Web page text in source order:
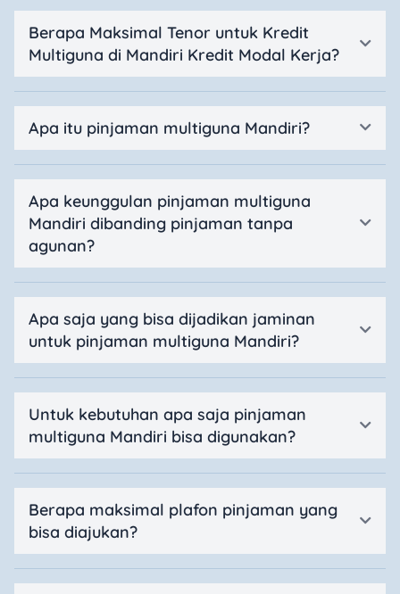
Berapa Maksimal Tenor untuk Kredit
Multiguna di Mandiri Kredit Modal Kerja?
Apa itu pinjaman multiguna Mandiri?
Apa keunggulan pinjaman multiguna
Mandiri dibanding pinjaman tanpa
agunan?
Apa saja yang bisa dijadikan jaminan
untuk pinjaman multiguna Mandiri?
Untuk kebutuhan apa saja pinjaman
multiguna Mandiri bisa digunakan?
Berapa maksimal plafon pinjaman yang
bisa diajukan?